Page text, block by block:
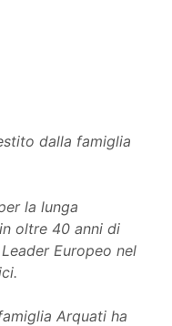
dalla famiglia
la lunga
oltre 40 anni di
Europeo nel
Arquati ha